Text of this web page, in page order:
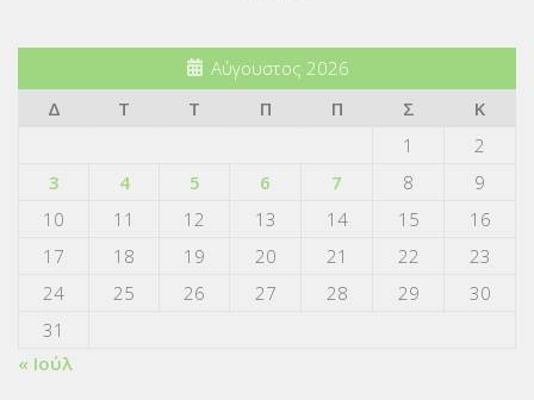
Αύγουστος 2026
Δ
Τ Τ Π Π Σ
Κ
1
2
3
4 5 6 7 8
9
10
11 12 13 14 15
16
17
18 19 20 21 22
23
24
25 26 27 28 29
30
31
« Ιούλ